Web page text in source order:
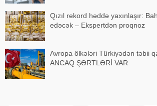
Qızıl rekord həddə yaxınlaşır:
edəcək – Ekspertdən proqnoz
Avropa ölkələri Türkiyədən təbii
ANCAQ ŞƏRTLƏRİ VAR